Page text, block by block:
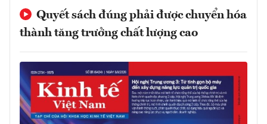
Quyết sách đúng phải được chuyển hóa
thành tăng trưởng chất lượng cao